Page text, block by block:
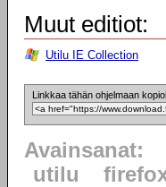
Muut editiot:
Utilu IE Collection
Linkkaa tähän ohjelmaan
Avainsanat:
utilu